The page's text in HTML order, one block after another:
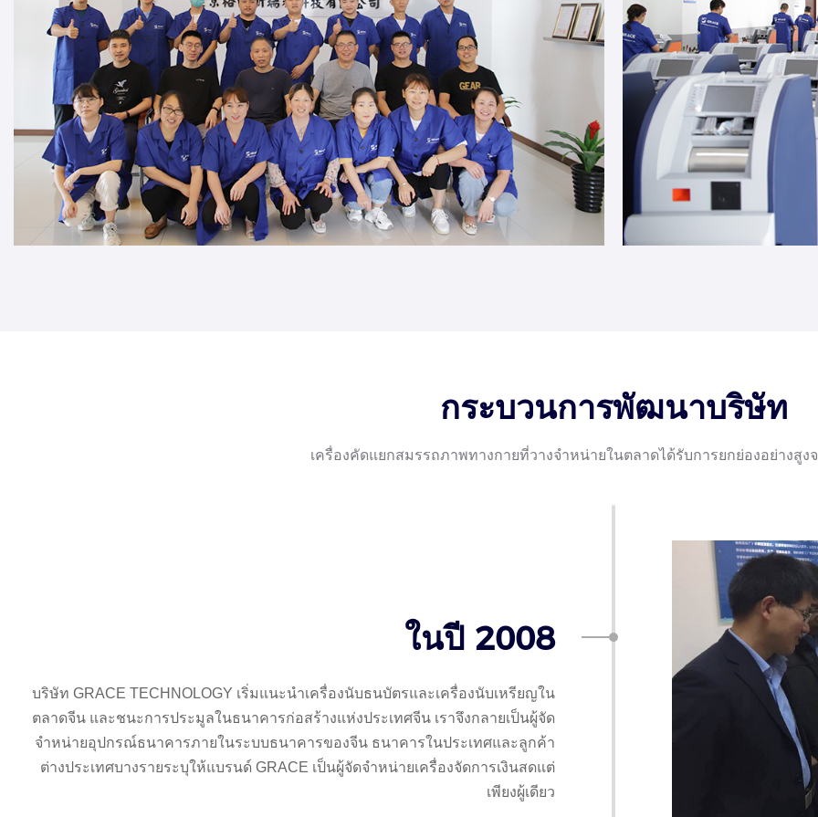
กระบวนการพัฒนาบริษัท
เครื่องคัดแยกสมรรถภาพทางกายที่วางจำหน่ายในตลาดได้รับการยกย่องอย่างสูง
ในปี 2008
บริษัท GRACE TECHNOLOGY เริ่มแนะนำเครื่องนับธนบัตรและเครื่องนับเหรียญใน
ตลาดจีน และชนะการประมูลในธนาคารก่อสร้างแห่งประเทศจีน เราจึงกลายเป็นผู้จัด
จำหน่ายอุปกรณ์ธนาคารภายในระบบธนาคารของจีน ธนาคารในประเทศและลูกค้า
ต่างประเทศบางรายระบุให้แบรนด์ GRACE เป็นผู้จัดจำหน่ายเครื่องจัดการเงินสดแต่
เพียงผู้เดียว